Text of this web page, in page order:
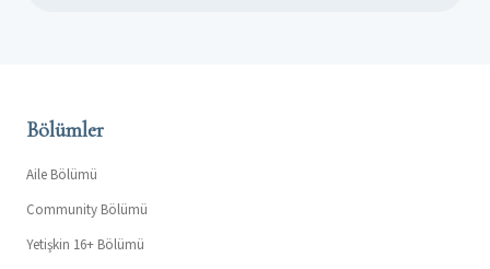
Bölümler
Aile Bölümü
Community Bölümü
Yetişkin 16+ Bölümü